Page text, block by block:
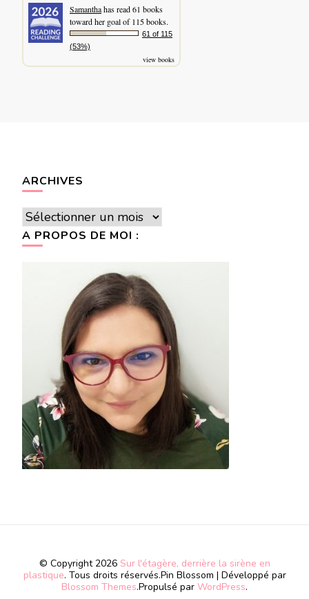
Samanthahas read 61 books
toward her goal of 115 books.
61 of 115
(53%)
view books
ARCHIVES
Archives
A PROPOS DE MOI :
© Copyright 2026 Sur l'étagère, derrière la sirène en
plastique. Tous droits réservés.Pin Blossom | Développé par
Blossom Themes.Propulsé par WordPress.